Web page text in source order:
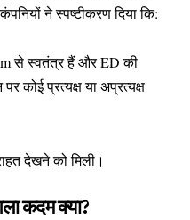
ने स्पष्टीकरण दिया कि:
से स्वतंत्र हैं और ED की
कोई प्रत्यक्ष या अप्रत्यक्ष
देखने को मिली।
कदम क्या?